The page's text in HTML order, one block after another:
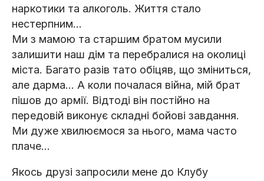
наркотики та алкоголь. Життя стало
нестерпним…
Ми з мамою та старшим братом мусили
залишити наш дім та перебралися на околиці
міста. Багато разів тато обіцяв, що зміниться,
але дарма… А коли почалася війна, мій брат
пішов до армії. Відтоді він постійно на
передовій виконує складні бойові завдання.
Ми дуже хвилюємося за нього, мама часто
плаче…
Якось друзі запросили мене до Клубу